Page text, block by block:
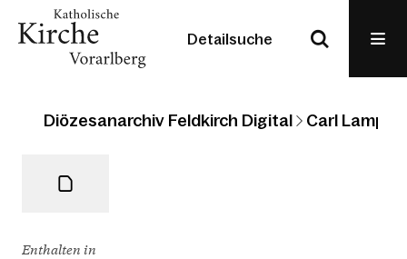
Detailsuche
Diözesanarchiv Feldkirch Digital Carl
Enthalten in